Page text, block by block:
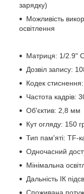
зарядку)
Можливість
освітлення
Матриця: 1/2.9"
Дозвіл запису:
Кодек
Частота кадрів:
Об'єктив: 2,8 мм
Кут огляду: 150
Тип пам'яті: TF-
Одночасний
Мінімальна
Дальність ІК
Споживана